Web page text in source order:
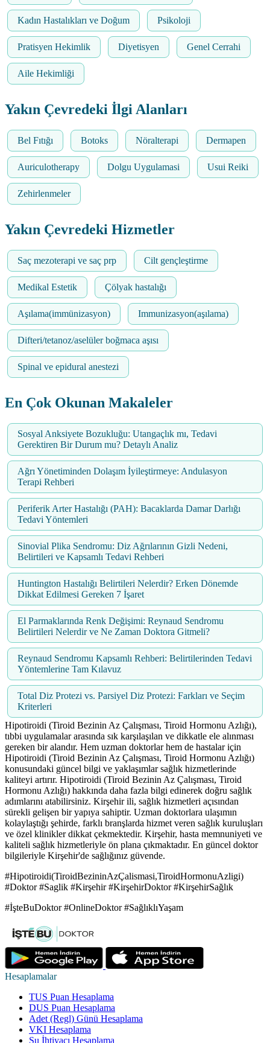
Kadın Hastalıkları ve Doğum Psikoloji
Pratisyen Hekimlik Diyetisyen Genel Cerrahi
Aile Hekimliği
Yakın Çevredeki İlgi Alanları
Bel Fıtığı Botoks Nöralterapi Dermapen
Auriculotherapy Dolgu Uygulamasi Usui Reiki
Zehirlenmeler
Yakın Çevredeki Hizmetler
Saç mezoterapi ve saç prp Cilt gençleştirme
Medikal Estetik Çölyak hastalığı
Aşılama(immünizasyon) Immunizasyon(aşılama)
Difteri/tetanoz/aselüler boğmaca aşısı
Spinal ve epidural anestezi
En Çok Okunan Makaleler
Sosyal Anksiyete Bozukluğu: Utangaçlık mı, Tedavi
Gerektiren Bir Durum mu? Detaylı Analiz
Ağrı Yönetiminden Dolaşım İyileştirmeye: Andulasyon
Terapi Rehberi
Periferik Arter Hastalığı (PAH): Bacaklarda Damar Darlığı
Tedavi Yöntemleri
Sinovial Plika Sendromu: Diz Ağrılarının Gizli Nedeni,
Belirtileri ve Kapsamlı Tedavi Rehberi
Huntington Hastalığı Belirtileri Nelerdir? Erken Dönemde
Dikkat Edilmesi Gereken 7 İşaret
El Parmaklarında Renk Değişimi: Reynaud Sendromu
Belirtileri Nelerdir ve Ne Zaman Doktora Gitmeli?
Reynaud Sendromu Kapsamlı Rehberi: Belirtilerinden Tedavi
Yöntemlerine Tam Kılavuz
Total Diz Protezi vs. Parsiyel Diz Protezi: Farkları ve Seçim
Kriterleri
Hipotiroidi (Tiroid Bezinin Az Çalışması, Tiroid Hormonu Azlığı),
tıbbi uygulamalar arasında sık karşılaşılan ve dikkatle ele alınması
gereken bir alandır. Hem uzman doktorlar hem de hastalar için
Hipotiroidi (Tiroid Bezinin Az Çalışması, Tiroid Hormonu Azlığı)
konusundaki güncel bilgi ve yaklaşımlar sağlık hizmetlerinde
kaliteyi artırır. Hipotiroidi (Tiroid Bezinin Az Çalışması, Tiroid
Hormonu Azlığı) hakkında daha fazla bilgi edinerek doğru sağlık
adımlarını atabilirsiniz. Kirşehir ili, sağlık hizmetleri açısından
sürekli gelişen bir yapıya sahiptir. Uzman doktorlara ulaşımın
kolaylaştığı şehirde, farklı branşlarda hizmet veren sağlık kuruluşları
ve özel klinikler dikkat çekmektedir. Kirşehir, hasta memnuniyeti ve
kaliteli sağlık hizmetleriyle ön plana çıkmaktadır. En güncel doktor
bilgileriyle Kirşehir'de sağlığınız güvende.
#Hipotiroidi(TiroidBezininAzÇalismasi,TiroidHormonuAzligi)
#Doktor #Saglik #Kirşehir #KirşehirDoktor #KirşehirSağlık
#İşteBuDoktor #OnlineDoktor #SağlıklıYaşam
Hesaplamalar
TUS Puan Hesaplama
DUS Puan Hesaplama
Adet (Regl) Günü Hesaplama
VKI Hesaplama
Su İhtiyacı Hesaplama